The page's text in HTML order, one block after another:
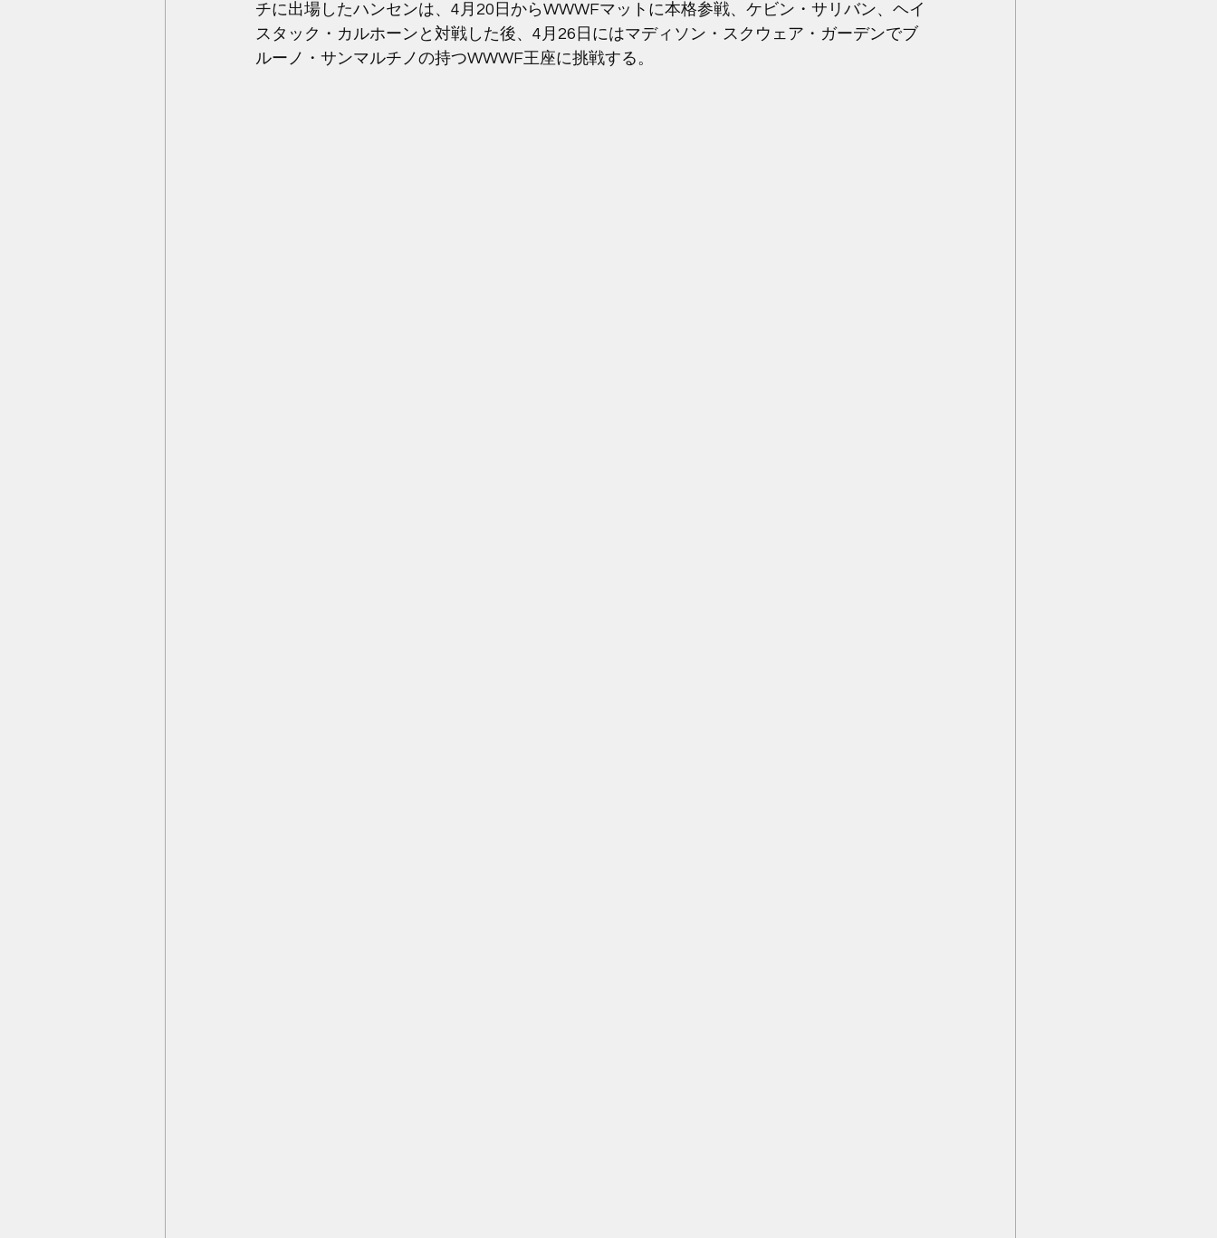
チに出場したハンセンは、4月20日からWWWFマットに本格参戦、ケビン・サリバン、ヘイ
スタック・カルホーンと対戦した後、4月26日にはマディソン・スクウェア・ガーデンでブ
ルーノ・サンマルチノの持つWWWF王座に挑戦する。